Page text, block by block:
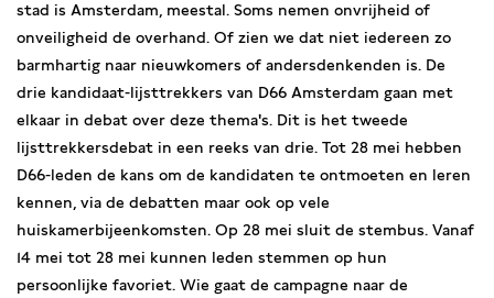
stad is Amsterdam, meestal. Soms nemen onvrijheid of
onveiligheid de overhand. Of zien we dat niet iedereen zo
barmhartig naar nieuwkomers of andersdenkenden is. De
drie kandidaat-lijsttrekkers van D66 Amsterdam gaan met
elkaar in debat over deze thema's. Dit is het tweede
lijsttrekkersdebat in een reeks van drie. Tot 28 mei hebben
D66-leden de kans om de kandidaten te ontmoeten en leren
kennen, via de debatten maar ook op vele
huiskamerbijeenkomsten. Op 28 mei sluit de stembus. Vanaf
14 mei tot 28 mei kunnen leden stemmen op hun
persoonlijke favoriet. Wie gaat de campagne naar de